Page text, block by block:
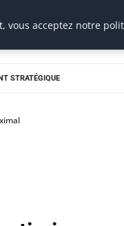
STRATÉGIQUE
vous acceptez notre